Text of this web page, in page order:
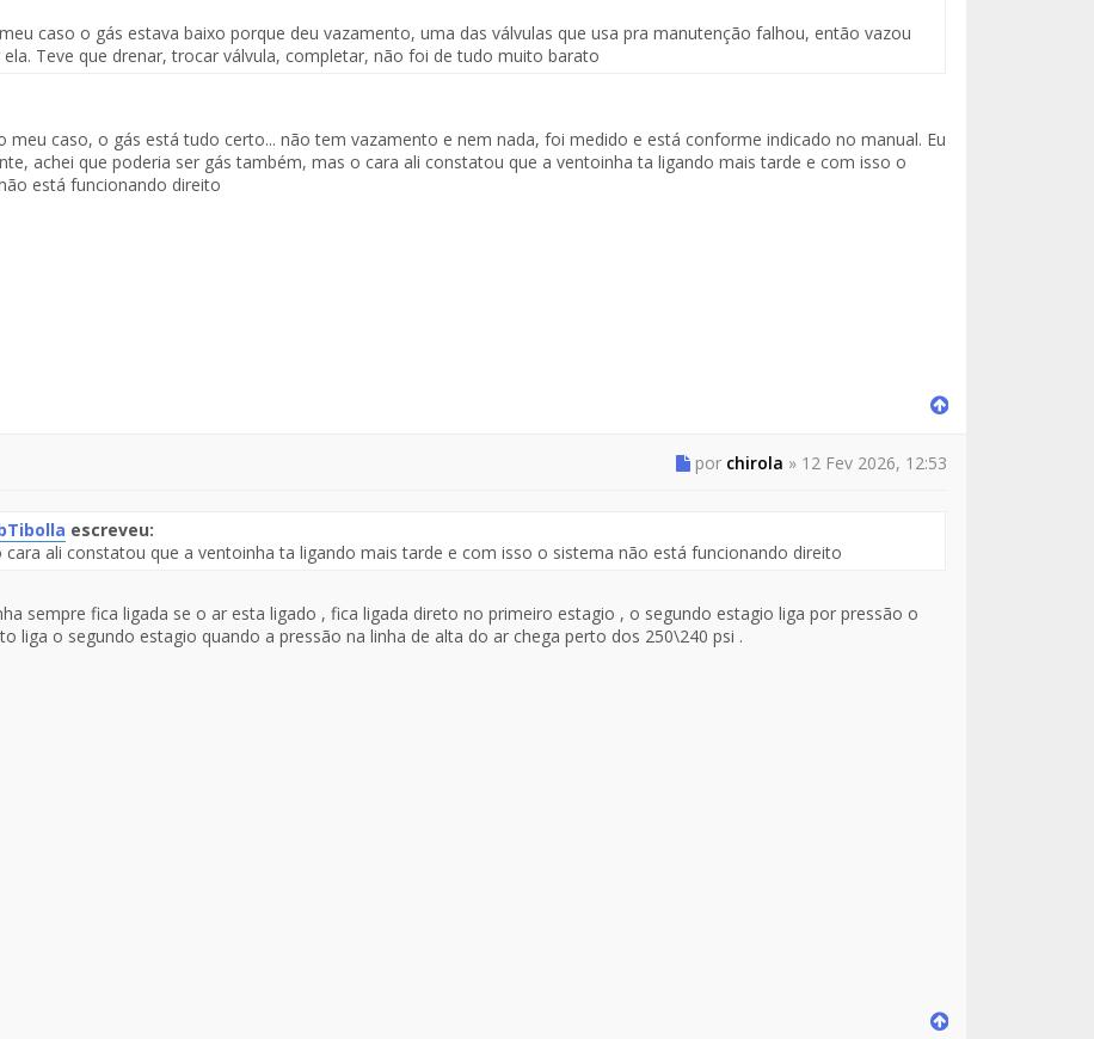
caso o gás estava baixo porque deu vazamento, uma das válvulas que usa pra manutenção falhou, então vazou
ela. Teve que drenar, trocar válvula, completar, não foi de tudo muito barato
meu caso, o gás está tudo certo... não tem vazamento e nem nada, foi medido e está conforme indicado no manual. Eu
achei que poderia ser gás também, mas o cara ali constatou que a ventoinha ta ligando mais tarde e com isso o
está funcionando direito
por chirola » 12 Fev 2026, 12:53
escreveu:
cara ali constatou que a ventoinha ta ligando mais tarde e com isso o sistema não está funcionando direito
sempre fica ligada se o ar esta ligado , fica ligada direto no primeiro estagio , o segundo estagio liga por pressão o
liga o segundo estagio quando a pressão na linha de alta do ar chega perto dos 250\240 psi .